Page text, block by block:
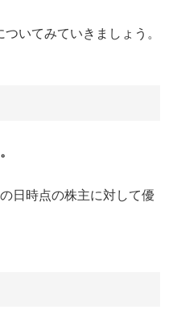
いてみていきましょう。
日時点の株主に対して優